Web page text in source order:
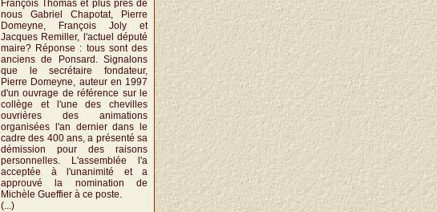
François Thomas et plus près de
nous Gabriel Chapotat, Pierre
Domeyne, François Joly et
Jacques Remiller, l'actuel député
maire? Réponse : tous sont des
anciens de Ponsard. Signalons
que le secrétaire fondateur,
Pierre Domeyne, auteur en 1997
d'un ouvrage de référence sur le
collège et l'une des chevilles
ouvrières des animations
organisées l'an dernier dans le
cadre des 400 ans, a présenté sa
démission pour des raisons
personnelles. L'assemblée l'a
acceptée à l'unanimité et a
approuvé la nomination de
Michèle Gueffier à ce poste.
(...)